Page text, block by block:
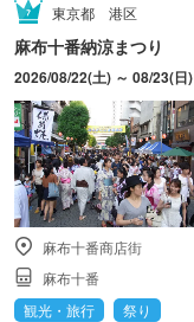
東京都 港区
麻布十番納涼まつり
2026/08/22(土) ～ 08/23(日)
麻布十番商店街
麻布十番
観光・旅行
祭り